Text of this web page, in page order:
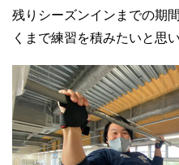
残りシーズンインまでの期
くまで練習を積みたいと思い